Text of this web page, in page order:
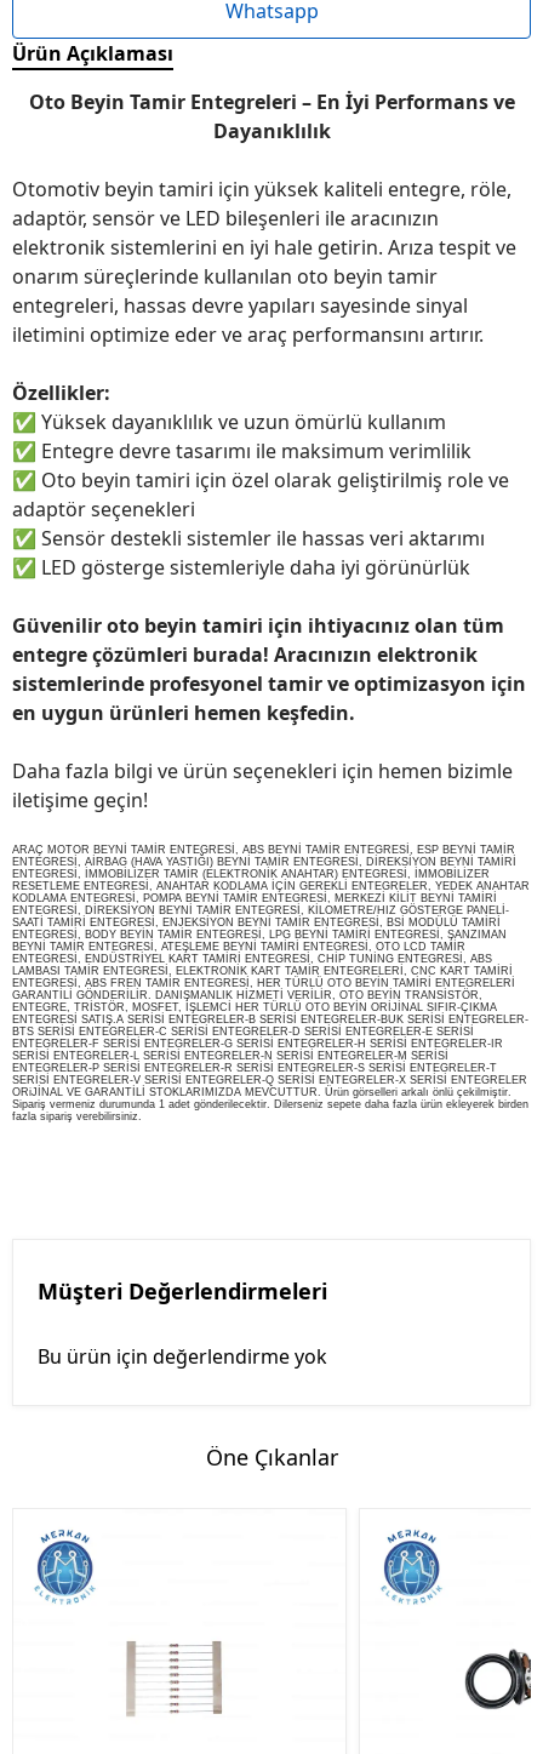
Whatsapp
Ürün Açıklaması
Oto Beyin Tamir Entegreleri – En İyi Performans ve
Dayanıklılık
Otomotiv beyin tamiri için yüksek kaliteli entegre, röle,
adaptör, sensör ve LED bileşenleri ile aracınızın
elektronik sistemlerini en iyi hale getirin. Arıza tespit ve
onarım süreçlerinde kullanılan oto beyin tamir
entegreleri, hassas devre yapıları sayesinde sinyal
iletimini optimize eder ve araç performansını artırır.
Özellikler:
✅ Yüksek dayanıklılık ve uzun ömürlü kullanım
✅ Entegre devre tasarımı ile maksimum verimlilik
✅ Oto beyin tamiri için özel olarak geliştirilmiş role ve
adaptör seçenekleri
✅ Sensör destekli sistemler ile hassas veri aktarımı
✅ LED gösterge sistemleriyle daha iyi görünürlük
Güvenilir oto beyin tamiri için ihtiyacınız olan tüm
entegre çözümleri burada! Aracınızın elektronik
sistemlerinde profesyonel tamir ve optimizasyon için
en uygun ürünleri hemen keşfedin.
Daha fazla bilgi ve ürün seçenekleri için hemen bizimle
iletişime geçin!
ARAÇ MOTOR BEYNİ TAMİR ENTEGRESİ, ABS BEYNİ TAMİR ENTEGRESİ, ESP BEYNİ TAMİR
ENTEGRESİ, AİRBAG (HAVA YASTIĞI) BEYNİ TAMİR ENTEGRESİ, DİREKSİYON BEYNİ TAMİRİ
ENTEGRESİ, İMMOBİLİZER TAMİR (ELEKTRONİK ANAHTAR) ENTEGRESİ, İMMOBİLİZER
RESETLEME ENTEGRESİ, ANAHTAR KODLAMA İÇİN GEREKLİ ENTEGRELER, YEDEK ANAHTAR
KODLAMA ENTEGRESİ, POMPA BEYNİ TAMİR ENTEGRESİ, MERKEZİ KİLİT BEYNİ TAMİRİ
ENTEGRESİ, DİREKSİYON BEYNİ TAMİR ENTEGRESİ, KİLOMETRE/HIZ GÖSTERGE PANELİ-
SAATİ TAMİRİ ENTEGRESİ, ENJEKSİYON BEYNİ TAMİR ENTEGRESİ, BSİ MODÜLÜ TAMİRİ
ENTEGRESİ, BODY BEYİN TAMİR ENTEGRESİ, LPG BEYNİ TAMİRİ ENTEGRESİ, ŞANZIMAN
BEYNİ TAMİR ENTEGRESİ, ATEŞLEME BEYNİ TAMİRİ ENTEGRESİ, OTO LCD TAMİR
ENTEGRESİ, ENDÜSTRİYEL KART TAMİRİ ENTEGRESİ, CHİP TUNİNG ENTEGRESİ, ABS
LAMBASI TAMİR ENTEGRESİ, ELEKTRONİK KART TAMİR ENTEGRELERİ, CNC KART TAMİRİ
ENTEGRESİ, ABS FREN TAMİR ENTEGRESİ, HER TÜRLÜ OTO BEYİN TAMİRİ ENTEGRELERİ
GARANTİLİ GÖNDERİLİR. DANIŞMANLIK HİZMETİ VERİLİR, OTO BEYİN TRANSİSTÖR,
ENTEGRE, TRİSTÖR, MOSFET, İŞLEMCİ HER TÜRLÜ OTO BEYİN ORİJİNAL SIFIR-ÇIKMA
ENTEGRESİ SATIŞ.A SERİSİ ENTEGRELER-B SERİSİ ENTEGRELER-BUK SERİSİ ENTEGRELER-
BTS SERİSİ ENTEGRELER-C SERİSİ ENTEGRELER-D SERİSİ ENTEGRELER-E SERİSİ
ENTEGRELER-F SERİSİ ENTEGRELER-G SERİSİ ENTEGRELER-H SERİSİ ENTEGRELER-IR
SERİSİ ENTEGRELER-L SERİSİ ENTEGRELER-N SERİSİ ENTEGRELER-M SERİSİ
ENTEGRELER-P SERİSİ ENTEGRELER-R SERİSİ ENTEGRELER-S SERİSİ ENTEGRELER-T
SERİSİ ENTEGRELER-V SERİSİ ENTEGRELER-Q SERİSİ ENTEGRELER-X SERİSİ ENTEGRELER
ORiJİNAL VE GARANTİLİ STOKLARIMIZDA MEVCUTTUR. Ürün görselleri arkalı önlü çekilmiştir.
Sipariş vermeniz durumunda 1 adet gönderilecektir. Dilerseniz sepete daha fazla ürün ekleyerek birden
fazla sipariş verebilirsiniz.
Müşteri Değerlendirmeleri
Bu ürün için değerlendirme yok
Öne Çıkanlar